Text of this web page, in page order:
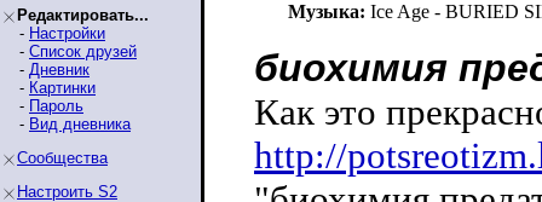
Редактировать...
- Настройки
- Список друзей
- Дневник
- Картинки
- Пароль
- Вид дневника
Сообщества
Настроить S2
Музыка: Ice Age - BURIED
биохимия
Как это
http://